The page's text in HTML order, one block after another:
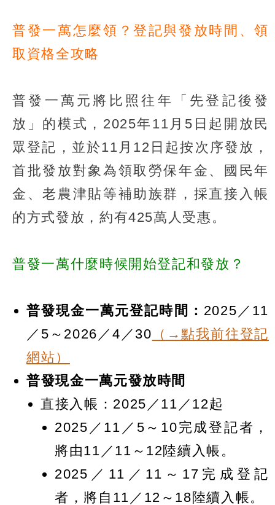
普發一萬怎麼領？登記與發放時間、領
取資格全攻略
普發一萬元將比照往年「先登記後發
放」的模式，2025年11月5日起開放民
眾登記，並於11月12日起按次序發放，
首批發放對象為領取勞保年金、國民年
金、老農津貼等補助族群，採直接入帳
的方式發放，約有425萬人受惠。
普發一萬什麼時候開始登記和發放？
普發現金一萬元登記時間： 2025／11
／5～2026／4／30 （→點我前往登記
網站）
普發現金一萬元發放時間
直接入帳：2025／11／12起
2025／11／5～10完成登記者，
將由11／11～12陸續入帳。
2025／11／11～17完成登記
者，將自11／12～18陸續入帳。